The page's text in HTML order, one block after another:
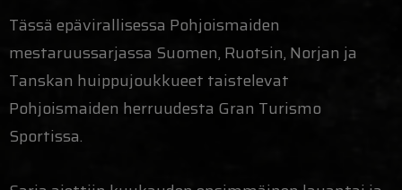
Tässä epävirallisessa Pohjoismaiden
mestaruussarjassa Suomen, Ruotsin, Norjan ja
Tanskan huippujoukkueet taistelevat
Pohjoismaiden herruudesta Gran Turismo
Sportissa.